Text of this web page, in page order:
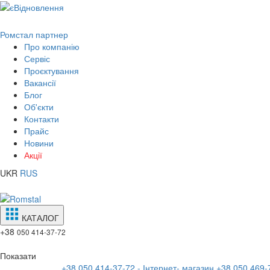
Ромстал партнер
Про компанію
Сервіс
Проєктування
Вакансії
Блог
Об'єкти
Контакти
Прайс
Новини
Акції
UKR RUS
КАТАЛОГ
+38 050 414-37-72
Показати
+38 050 414-37-72 - Інтернет- магазин +38 050